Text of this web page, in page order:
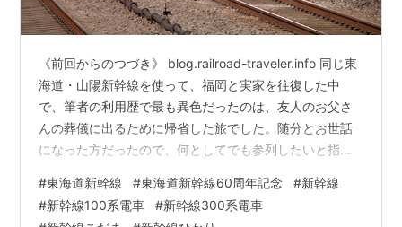
《前回からのつづき》 blog.railroad-traveler.info 同じ東
海道・山陽新幹線を使って、福岡と実家を往復した中
で、筆者の利用歴で最も異色だったのは、友人のお父さ
んの葬儀に出るために帰省した旅でした。随分とお世話
になった方だったので、何としてでも参列したいと指定
満席。みどりの窓口で、JR九州の営業係にお願いして、
マルスを何度叩いてもなかなかいい列車が見つかりませ
#東海道新幹線 #東海道新幹線60周年記念 #新幹線
#新幹線100系電車 #新幹線300系電車